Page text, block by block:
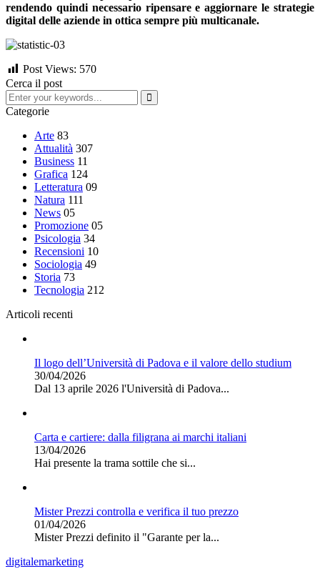
rendendo quindi necessario ripensare e aggiornare le strategie
digital delle aziende in ottica sempre più multicanale.
Post Views: 570
Cerca il post
Categorie
Arte 83
Attualità 307
Business 11
Grafica 124
Letteratura 09
Natura 111
News 05
Promozione 05
Psicologia 34
Recensioni 10
Sociologia 49
Storia 73
Tecnologia 212
Articoli recenti
Il logo dell’Università di Padova e il valore dello studium
30/04/2026
Dal 13 aprile 2026 l'Università di Padova...
Carta e cartiere: dalla filigrana ai marchi italiani
13/04/2026
Hai presente la trama sottile che si...
Mister Prezzi controlla e verifica il tuo prezzo
01/04/2026
Mister Prezzi definito il "Garante per la...
digitalemarketing